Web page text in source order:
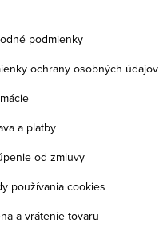
podmienky
ochrany osobných údajov
a platby
od zmluvy
používania cookies
a vrátenie tovaru